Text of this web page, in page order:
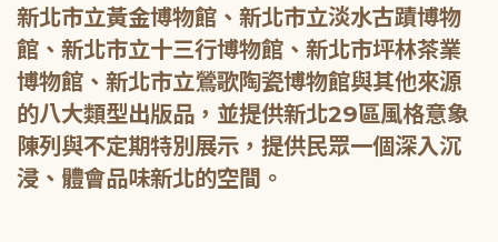
新北市立黃金博物館、新北市立淡水古蹟博物
館、新北市立十三行博物館、新北市坪林茶業
博物館、新北市立鶯歌陶瓷博物館與其他來源
的八大類型出版品，並提供新北29區風格意象
陳列與不定期特別展示，提供民眾一個深入沉
浸、體會品味新北的空間。